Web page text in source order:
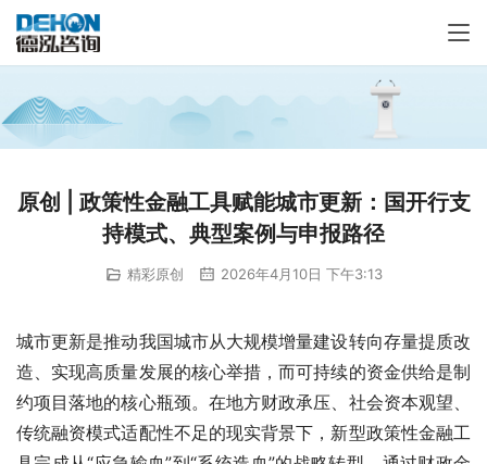
原创 | 政策性金融工具赋能城市更新：国开行支
持模式、典型案例与申报路径
精彩原创 2026年4月10日 下午3:13
城市更新是推动我国城市从大规模增量建设转向存量提质改
造、实现高质量发展的核心举措，而可持续的资金供给是制
约项目落地的核心瓶颈。在地方财政承压、社会资本观望、
传统融资模式适配性不足的现实背景下，新型政策性金融工